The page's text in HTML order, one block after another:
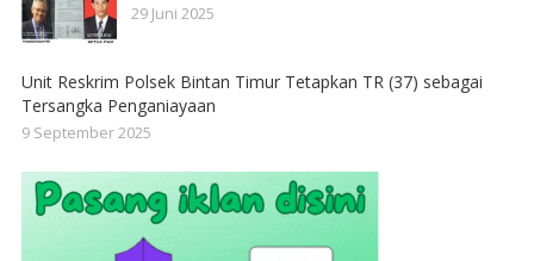
29 Juni 2025
Unit Reskrim Polsek Bintan Timur Tetapkan TR (37) sebagai
Tersangka Penganiayaan
9 September 2025